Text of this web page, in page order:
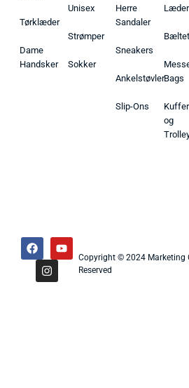
Tørklæder
Dame
Handsker
Unisex
Strømper
Sokker
Herre
Sandaler
Sneakers
Ankelstøvler
Slip-Ons
Bags
og
Copyright © 2024 Marketing
Reserved